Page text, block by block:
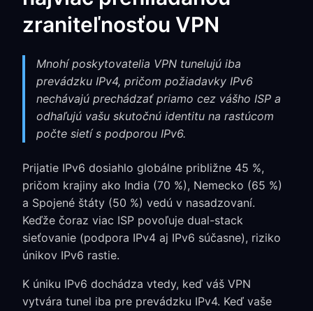
zraniteľnosťou VPN
Mnohí poskytovatelia VPN tunelujú iba
prevádzku IPv4, pričom požiadavky IPv6
nechávajú prechádzať priamo cez vášho ISP a
odhaľujú vašu skutočnú identitu na rastúcom
počte sietí s podporou IPv6.
Prijatie IPv6 dosiahlo globálne približne 45 %,
pričom krajiny ako India (70 %), Nemecko (65 %)
a Spojené štáty (50 %) vedú v nasadzovaní.
Keďže čoraz viac ISP povoľuje dual-stack
sieťovanie (podpora IPv4 aj IPv6 súčasne), riziko
únikov IPv6 rastie.
K úniku IPv6 dochádza vtedy, keď váš VPN
vytvára tunel iba pre prevádzku IPv4. Keď vaše